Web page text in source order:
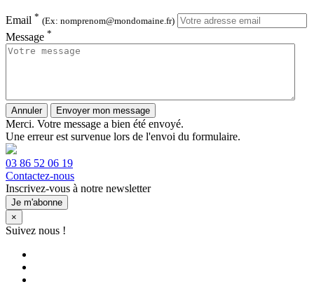
Email * (Ex: nomprenom@mondomaine.fr)
Message *
Annuler Envoyer mon message
Merci. Votre message a bien été envoyé.
Une erreur est survenue lors de l'envoi du formulaire.
03 86 52 06 19
Contactez-nous
Inscrivez-vous à notre newsletter
Je m'abonne
×
Suivez nous !